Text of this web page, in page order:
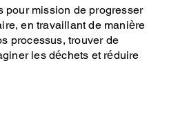
pour mission de progresser
en travaillant de manière
processus, trouver de
les déchets et réduire